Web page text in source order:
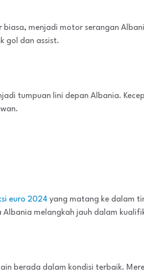
biasa, menjadi motor serangan
gol dan assist.
tumpuan lini depan Albania.
euro 2024 yang matang ke dalam
melangkah jauh dalam
berada dalam kondisi terbaik.